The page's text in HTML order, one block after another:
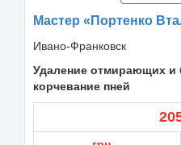
Мастер «Портенко
Ивано-Франковск
Удаление отмирающих и
корчевание пней